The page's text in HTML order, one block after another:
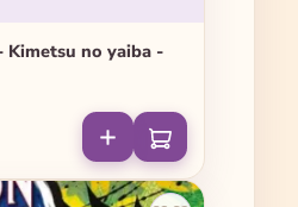
Kimetsu no yaiba -